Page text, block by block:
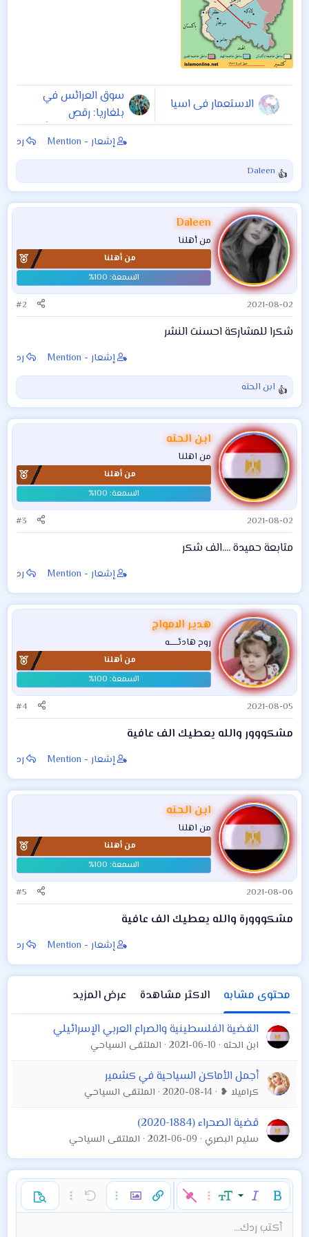
الاستعمار فى اسيا
سوق العرائس في
بلغاريا: رقص
وملابس مثيرة بحثًا
عن العريس
إشعار - Mention رد
ا
ل
ت
ف
ا
ع
ل
ا
ت
:
Daleen
Daleen
من أهلنا
من أهلنا
2021-08-02
#2
شكرا للمشاركة احسنت النشر
إشعار - Mention رد
ا
ل
ت
ف
ا
ع
ل
ا
ت
:
ابن الحته
ابن الحته
من اهلنا
من أهلنا
2021-08-02
#3
متابعة حميدة ....الف شكر
إشعار - Mention رد
هدير الامواج
روح هادئــــــه
من أهلنا
2021-08-05
#4
مشكووور والله يعطيك الف عافية
إشعار - Mention رد
ابن الحته
من اهلنا
من أهلنا
2021-08-06
#5
مشكووورة والله يعطيك الف عافية
إشعار - Mention رد
محتوى مشابه الاكثر مشاهدة
عرض المزيد
القضية الفلسطينية والصراع العربي الإسرائيلي
ابن الحته 2021-06-10 الملتقى السياحي
أجمل الأماكن السياحية في كشمير
كراميلا ❥ 2020-08-14 الملتقى السياحي
قضية الصحراء (1884-2020)
سليم البصري 2021-06-09 الملتقى السياحي
غامق مائل حجم الخط
9
10
خيارات إضافية…إدراج رابطإدراج صورةخيارات إضافية…
تراجع خيارات إضافية…
معاينة
لون النصBackground Color
عائلة الخطالإبتسامات
إقتباسميديا إعادةتبديل الـ BB codeإزالة التنسيقأكتب ردك...